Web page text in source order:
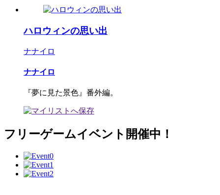
ハロウィンの思い出
ナナイロ
ナナイロ
『夢に見た景色』番外編。
フリーゲームイベント開催中！